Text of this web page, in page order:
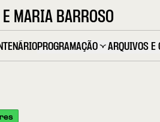
MARIA BARROSO
PROGRAMAÇÃO ARQUIVOS E